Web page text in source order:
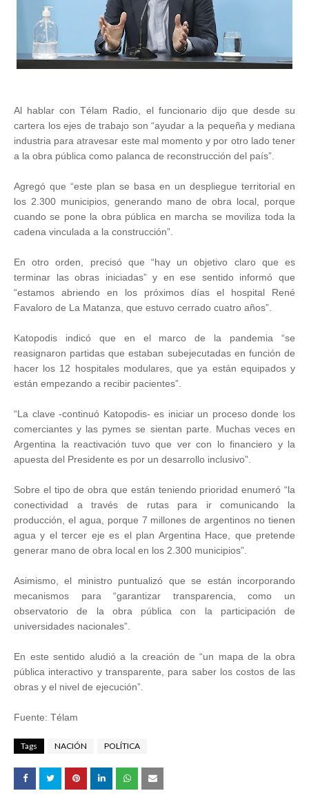
Al hablar con Télam Radio, el funcionario dijo que desde su
cartera los ejes de trabajo son “ayudar a la pequeña y mediana
industria para atravesar este mal momento y por otro lado tener
a la obra pública como palanca de reconstrucción del país”.
Agregó que “este plan se basa en un despliegue territorial en
los 2.300 municipios, generando mano de obra local, porque
cuando se pone la obra pública en marcha se moviliza toda la
cadena vinculada a la construcción”.
En otro orden, precisó que “hay un objetivo claro que es
terminar las obras iniciadas” y en ese sentido informó que
“estamos abriendo en los próximos días el hospital René
Favaloro de La Matanza, que estuvo cerrado cuatro años”.
Katopodis indicó que en el marco de la pandemia “se
reasignaron partidas que estaban subejecutadas en función de
hacer los 12 hospitales modulares, que ya están equipados y
están empezando a recibir pacientes”.
“La clave -continuó Katopodis- es iniciar un proceso donde los
comerciantes y las pymes se sientan parte. Muchas veces en
Argentina la reactivación tuvo que ver con lo financiero y la
apuesta del Presidente es por un desarrollo inclusivo”.
Sobre el tipo de obra que están teniendo prioridad enumeró “la
conectividad a través de rutas para ir comunicando la
producción, el agua, porque 7 millones de argentinos no tienen
agua y el tercer eje es el plan Argentina Hace, que pretende
generar mano de obra local en los 2.300 municipios”.
Asimismo, el ministro puntualizó que se están incorporando
mecanismos para “garantizar transparencia, como un
observatorio de la obra pública con la participación de
universidades nacionales”.
En este sentido aludió a la creación de “un mapa de la obra
pública interactivo y transparente, para saber los costos de las
obras y el nivel de ejecución”.
Fuente: Télam
Tags NACIÓN POLÍTICA